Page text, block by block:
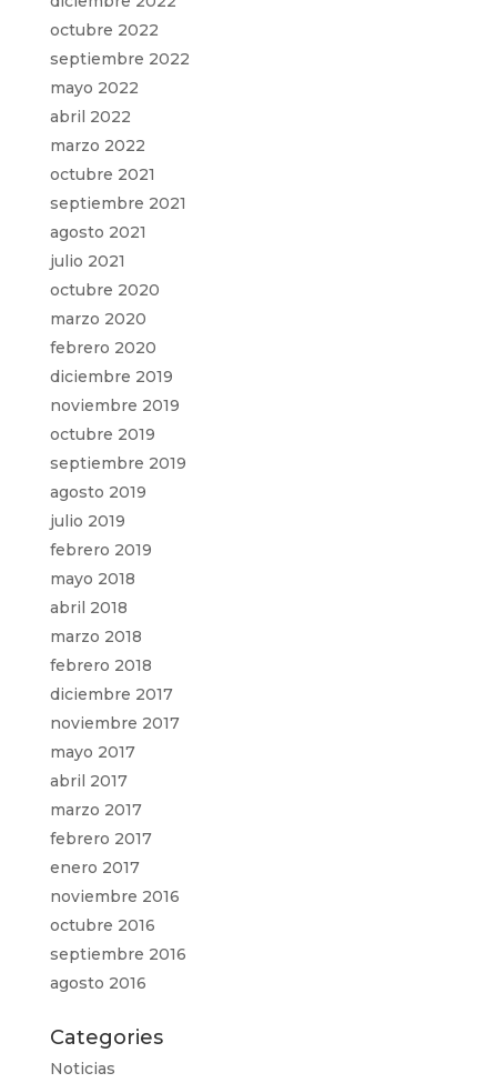
octubre 2022
septiembre 2022
mayo 2022
abril 2022
marzo 2022
octubre 2021
septiembre 2021
agosto 2021
julio 2021
octubre 2020
marzo 2020
febrero 2020
diciembre 2019
noviembre 2019
octubre 2019
septiembre 2019
agosto 2019
julio 2019
febrero 2019
mayo 2018
abril 2018
marzo 2018
febrero 2018
diciembre 2017
noviembre 2017
mayo 2017
abril 2017
marzo 2017
febrero 2017
enero 2017
noviembre 2016
octubre 2016
septiembre 2016
agosto 2016
Categories
Noticias